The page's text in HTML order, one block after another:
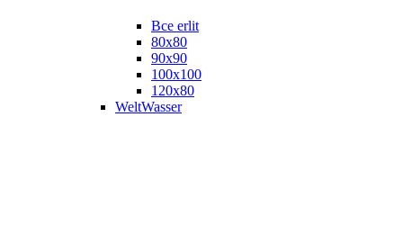
Все erlit
80x80
90x90
100x100
120x80
WeltWasser